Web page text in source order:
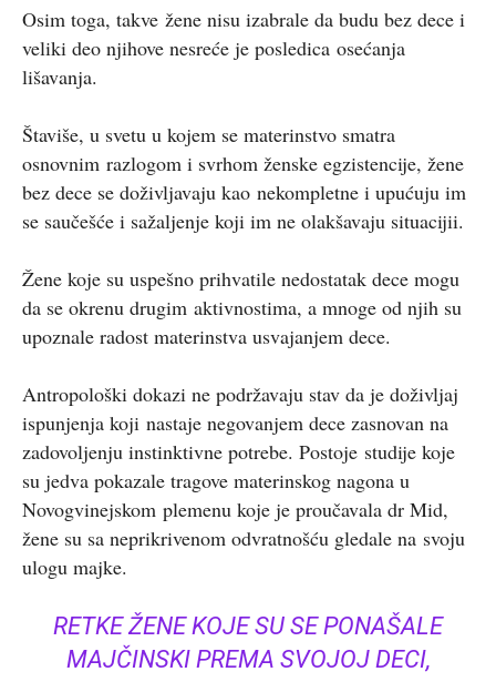
Osim toga, takve žene nisu izabrale da budu bez dece i
veliki deo njihove nesreće je posledica osećanja
lišavanja.
Štaviše, u svetu u kojem se materinstvo smatra
osnovnim razlogom i svrhom ženske egzistencije, žene
bez dece se doživljavaju kao nekompletne i upućuju im
se saučešće i sažaljenje koji im ne olakšavaju situacijii.
Žene koje su uspešno prihvatile nedostatak dece mogu
da se okrenu drugim aktivnostima, a mnoge od njih su
upoznale radost materinstva usvajanjem dece.
Antropološki dokazi ne podržavaju stav da je doživljaj
ispunjenja koji nastaje negovanjem dece zasnovan na
zadovoljenju instinktivne potrebe. Postoje studije koje
su jedva pokazale tragove materinskog nagona u
Novogvinejskom plemenu koje je proučavala dr Mid,
žene su sa neprikrivenom odvratnošću gledale na svoju
ulogu majke.
RETKE ŽENE KOJE SU SE PONAŠALE
MAJČINSKI PREMA SVOJOJ DECI,